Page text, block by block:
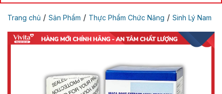
Trang chủ / Sản Phẩm / Thực Phẩm Chức Năng / Sinh Lý Nam